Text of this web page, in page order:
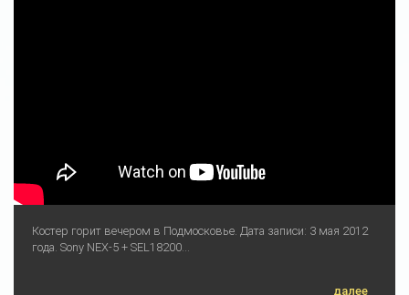
Костер горит вечером в Подмосковье. Дата записи: 3 мая 2012
года. Sony NEX-5 + SEL18200...
далее